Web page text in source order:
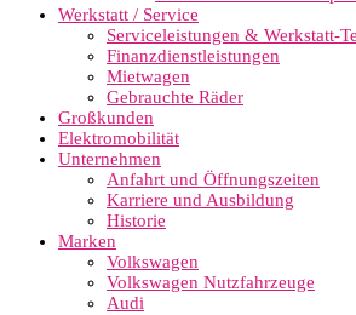
Werkstatt / Service
Serviceleistungen & Werkstatt-
Finanzdienstleistungen
Mietwagen
Gebrauchte Räder
Großkunden
Elektromobilität
Unternehmen
Anfahrt und Öffnungszeiten
Karriere und Ausbildung
Historie
Marken
Volkswagen
Volkswagen Nutzfahrzeuge
Audi